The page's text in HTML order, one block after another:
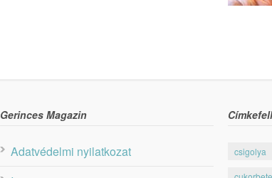
Gerinces Magazin
Adatvédelmi nyilatkozat
csigolya